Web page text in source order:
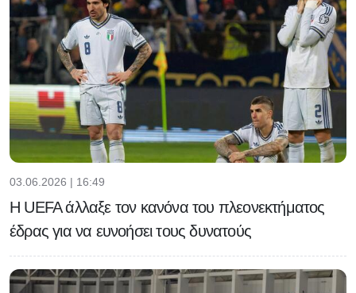
03.06.2026 | 16:49
H UEFA άλλαξε τον κανόνα του πλεονεκτήματος
έδρας για να ευνοήσει τους δυνατούς